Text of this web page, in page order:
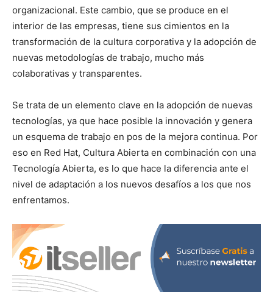
organizacional. Este cambio, que se produce en el
interior de las empresas, tiene sus cimientos en la
transformación de la cultura corporativa y la adopción de
nuevas metodologías de trabajo, mucho más
colaborativas y transparentes.
Se trata de un elemento clave en la adopción de nuevas
tecnologías, ya que hace posible la innovación y genera
un esquema de trabajo en pos de la mejora continua. Por
eso en Red Hat, Cultura Abierta en combinación con una
Tecnología Abierta, es lo que hace la diferencia ante el
nivel de adaptación a los nuevos desafíos a los que nos
enfrentamos.